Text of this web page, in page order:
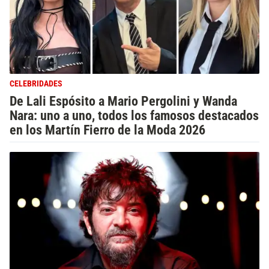
CELEBRIDADES
De Lali Espósito a Mario Pergolini y Wanda
Nara: uno a uno, todos los famosos destacados
en los Martín Fierro de la Moda 2026